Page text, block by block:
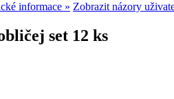
informace » Zobrazit názory
set 12 ks